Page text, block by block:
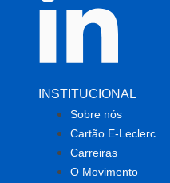
INSTITUCIONAL
Sobre nós
Cartão E-Leclerc
Carreiras
O Movimento